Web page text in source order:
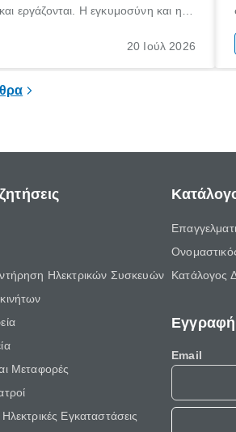
εργάζονται. Η εγκυμοσύνη και η
περίοδος στη ζωή κάθε20 Ιούλ 2026
Ηλεκτρικών Συσκευών
Μεταφορές
Εγκαταστάσεις
Κατάλογος
Email